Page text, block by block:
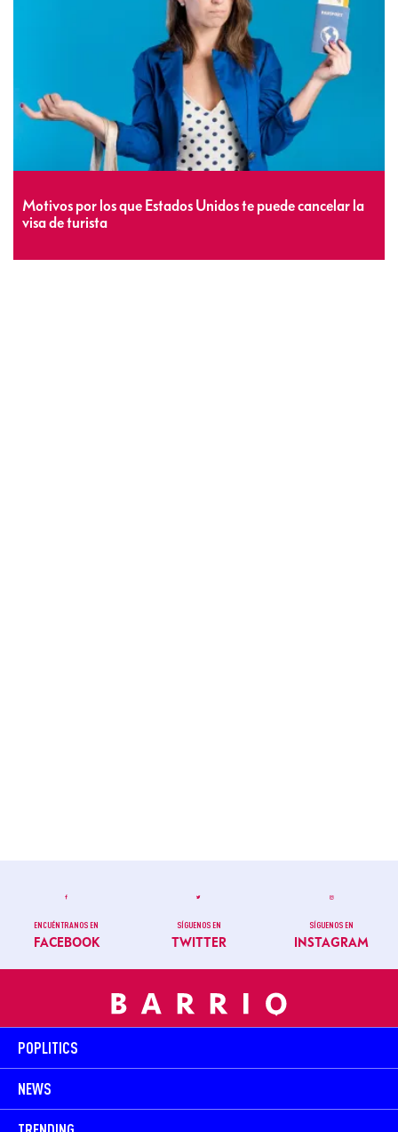
Motivos por los que Estados Unidos te puede cancelar la
visa de turista
ENCUÉNTRANOS EN
FACEBOOK
SÍGUENOS EN
TWITTER
SÍGUENOS EN
INSTAGRAM
POPLITICS
NEWS